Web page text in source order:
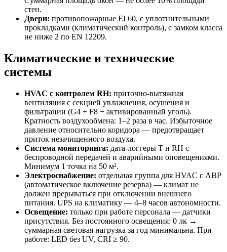
стен.
Двери: противопожарные EI 60, с уплотнительными
прокладками (климатический контроль), с замком класса
не ниже 2 по EN 12209.
Климатические и технические
системы
HVAC с контролем RH: приточно-вытяжная
вентиляция с секцией увлажнения, осушения и
фильтрации (G4 + F8 + активированный уголь).
Кратность воздухообмена: 1–2 раза в час. Избыточное
давление относительно коридора — предотвращает
приток незачищенного воздуха.
Система мониторинга: дата-логгеры T и RH с
беспроводной передачей и аварийными оповещениями.
Минимум 1 точка на 50 м².
Электроснабжение: отдельная группа для HVAC с АВР
(автоматическое включение резерва) — климат не
должен прерываться при отключении внешнего
питания. UPS на климатику — 4–8 часов автономности.
Освещение: только при работе персонала — датчики
присутствия. Без постоянного освещения: 0 лк →
суммарная световая нагрузка за год минимальна. При
работе: LED без UV, CRI ≥ 90.